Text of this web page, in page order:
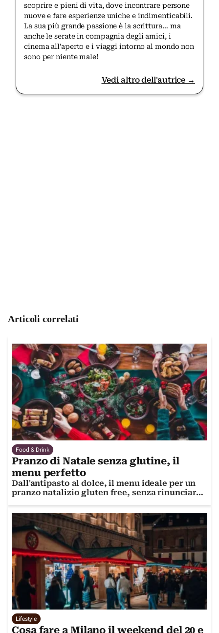
scoprire e pieni di vita, dove incontrare persone
nuove e fare esperienze uniche e indimenticabili.
La sua più grande passione è la scrittura… ma
anche le serate in compagnia degli amici, i
cinema all'aperto e i viaggi intorno al mondo non
sono per niente male!
Vedi altro dell'autrice →
Articoli correlati
Food & Drink
Pranzo di Natale senza glutine, il
menu perfetto
Dall'antipasto al dolce, il menu ideale per un
pranzo natalizio gluten free, senza rinunciare
Lifestyle
Cosa fare a Milano il weekend del 20 e